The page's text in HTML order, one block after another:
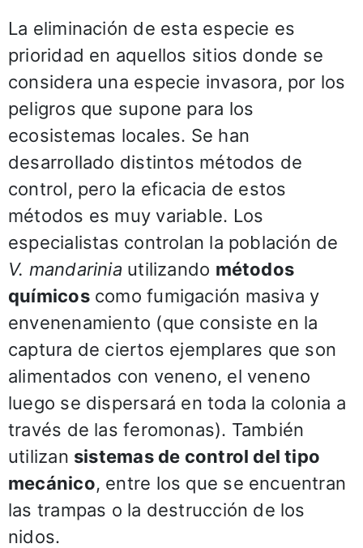
La eliminación de esta especie es
prioridad en aquellos sitios donde se
considera una especie invasora, por los
peligros que supone para los
ecosistemas locales. Se han
desarrollado distintos métodos de
control, pero la eficacia de estos
métodos es muy variable. Los
especialistas controlan la población de
V. mandarinia utilizando métodos
químicoscomo fumigación masiva y
envenenamiento (que consiste en la
captura de ciertos ejemplares que son
alimentados con veneno, el veneno
luego se dispersará en toda la colonia a
través de las feromonas). También
utilizan sistemas de control del tipo
mecánico, entre los que se encuentran
las trampas o la destrucción de los
nidos.